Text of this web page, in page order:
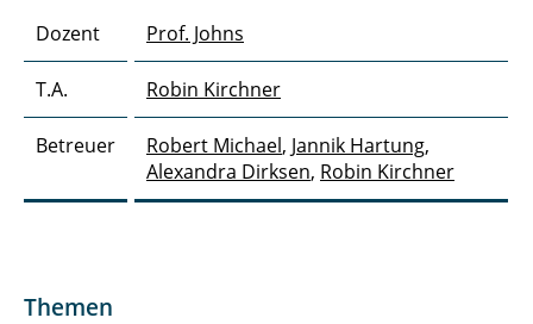
Dozent Prof. Johns
T.A. Robin Kirchner
Betreuer Robert Michael, Jannik Hartung,
Alexandra Dirksen, Robin Kirchner
Themen